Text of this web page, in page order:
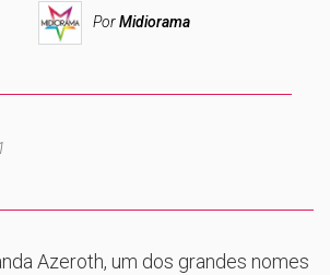
PorMidiorama
Azeroth, um dos grandes nomes